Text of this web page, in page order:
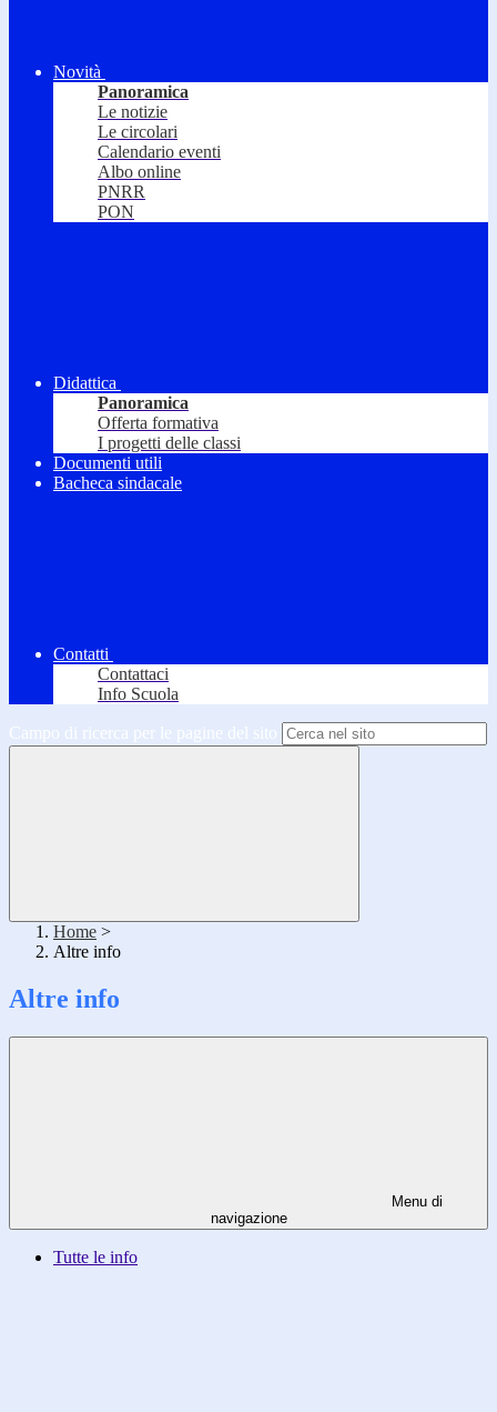
Novità
Panoramica
Le notizie
Le circolari
Calendario eventi
Albo online
PNRR
PON
Didattica
Panoramica
Offerta formativa
I progetti delle classi
Documenti utili
Bacheca sindacale
Contatti
Contattaci
Info Scuola
Campo di ricerca per le pagine del sito
Home >
Altre info
Altre info
Menu di
navigazione
Tutte le info